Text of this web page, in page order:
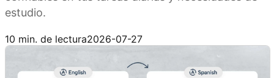
estudio.
10 min. de lectura2026-07-27